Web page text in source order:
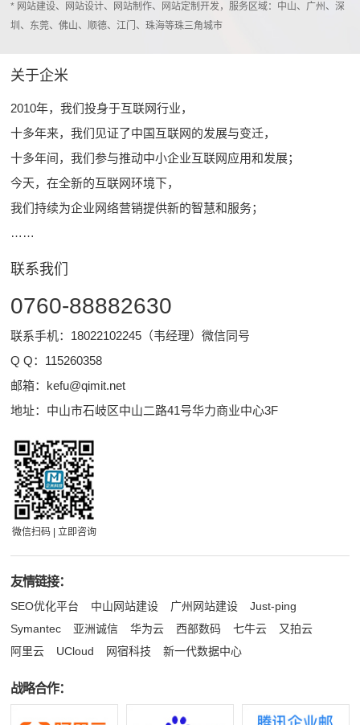
* 网站建设、网站设计、网站制作、网站定制开发，服务区域：中山、广州、深
圳、东莞、佛山、顺德、江门、珠海等珠三角城市
关于企米
2010年，我们投身于互联网行业，
十多年来，我们见证了中国互联网的发展与变迁，
十多年间，我们参与推动中小企业互联网应用和发展；
今天，在全新的互联网环境下，
我们持续为企业网络营销提供新的智慧和服务；
……
联系我们
0760-88882630
联系手机：18022102245（韦经理）微信同号
Q Q： 115260358
邮箱： kefu@qimit.net
地址：中山市石岐区中山二路41号华力商业中心3F
微信扫码 | 立即咨询
友情链接：
SEO优化平台 中山网站建设 广州网站建设
Just-ping
Symantec
亚洲诚信 华为云 西部数码 七牛云
又拍云
阿里云
UCloud 网宿科技 新一代数据中心
战略合作：